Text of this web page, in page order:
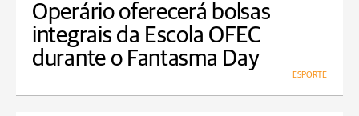
Operário oferecerá bolsas
integrais da Escola OFEC
durante o Fantasma Day
ESPORTE